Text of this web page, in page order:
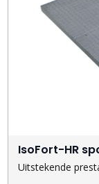
IsoFort-HR
Uitstekende